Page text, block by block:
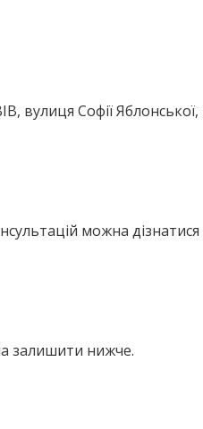
вулиця Софії
можна
залишити нижче.